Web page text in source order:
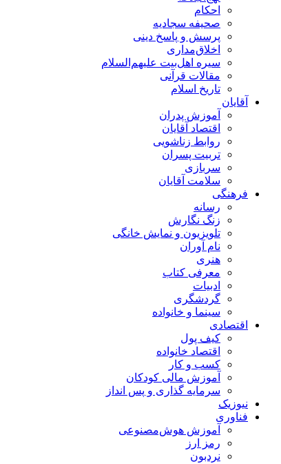
احکام
صحیفه سجادیه
پرسش و پاسخ دینی
اخلاق‌مداری
سیره اهل‌بیت علیهم‌السلام
مقالات قرآنی
تاریخ اسلام
آقایان
آموزش پدران
اقتصاد آقایان
روابط زناشویی
تربیت پسران
سربازی
سلامت آقایان
فرهنگی
رسانه
زنگ نگارش
تلویزیون و نمایش خانگی
نام آوران
هنری
معرفی کتاب
ادبیات
گردشگری
سینما و خانواده
اقتصادی
کیف پول
اقتصاد خانواده
کسب و کار
آموزش مالی کودکان
سرمایه گذاری و پس انداز
نیوزیک
فناوری
آموزش هوش‌مصنوعی
رمز ارز
نردبون